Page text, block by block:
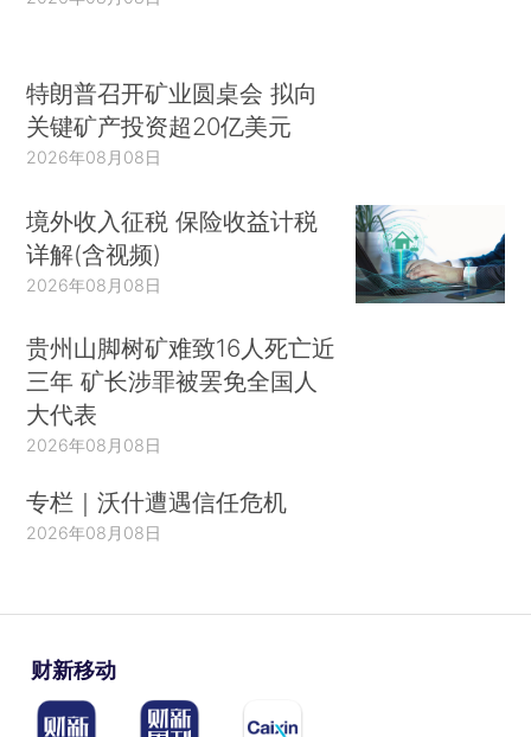
特朗普召开矿业圆桌会 拟向
关键矿产投资超20亿美元
2026年08月08日
境外收入征税 保险收益计税
详解(含视频)
2026年08月08日
贵州山脚树矿难致16人死亡近
三年 矿长涉罪被罢免全国人
大代表
2026年08月08日
专栏｜沃什遭遇信任危机
2026年08月08日
财新移动